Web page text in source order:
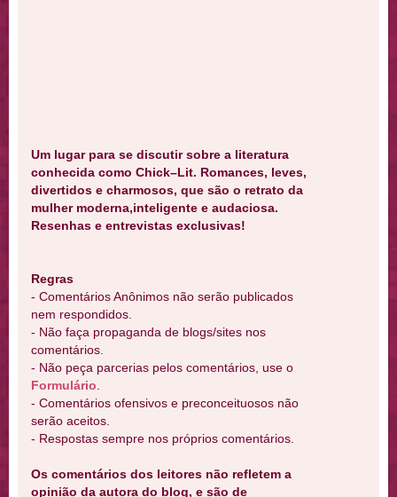
Um lugar para se discutir sobre a literatura
conhecida como Chick–Lit. Romances, leves,
divertidos e charmosos, que são o retrato da
mulher moderna,inteligente e audaciosa.
Resenhas e entrevistas exclusivas!
Regras
- Comentários Anônimos não serão publicados
nem respondidos.
- Não faça propaganda de blogs/sites nos
comentários.
- Não peça parcerias pelos comentários, use o
Formulário
- Comentários ofensivos e preconceituosos não
serão aceitos.
- Respostas sempre nos próprios comentários.
Os comentários dos leitores não refletem a
opinião da autora do blog, e são de